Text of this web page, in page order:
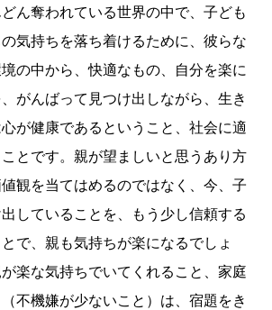
ん奪われている世界の中で、子ども
気持ちを落ち着けるために、彼らな
の中から、快適なもの、自分を楽に
がんばって見つけ出しながら、生き
が健康であるということ、社会に適
とです。親が望ましいと思うあり方
観を当てはめるのではなく、今、子
していることを、もう少し信頼する
で、親も気持ちが楽になるでしょ
楽な気持ちでいてくれること、家庭
不機嫌が少ないこと）は、宿題をき